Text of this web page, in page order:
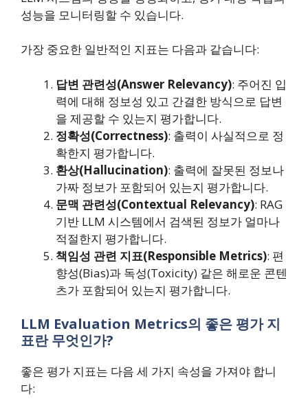
성능을 모니터링할 수 있습니다.
가장 중요한 일반적인 지표는 다음과 같습니다:
답변 관련성(Answer Relevancy): 주어진 입
력에 대해 정보성 있고 간결한 방식으로 답변
을 제공할 수 있는지 평가합니다.
정확성(Correctness): 출력이 사실적으로 정
확한지 평가합니다.
환상(Hallucination): 출력에 잘못된 정보나
가짜 정보가 포함되어 있는지 평가합니다.
문맥 관련성(Contextual Relevancy): RAG
기반 LLM 시스템에서 검색된 정보가 얼마나
적절한지 평가합니다.
책임성 관련 지표(Responsible Metrics): 편
향성(Bias)과 독성(Toxicity) 같은 해로운 콘텐
츠가 포함되어 있는지 평가합니다.
LLM Evaluation Metrics의 좋은 평가 지
표란 무엇인가?
좋은 평가 지표는 다음 세 가지 속성을 가져야 합니
다: